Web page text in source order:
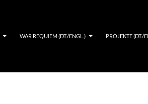
WAR REQUIEM (DT./ENGL.) PROJEKTE (DT./